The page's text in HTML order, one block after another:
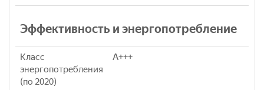
Эффективность и энергопотребление
Класс
энергопотребления
(по 2020)
A+++